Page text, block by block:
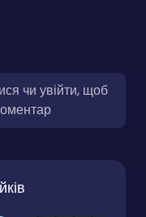
чи увійти, щоб